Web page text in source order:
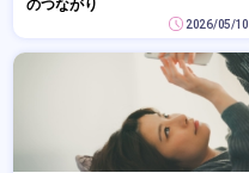
2026/05/10